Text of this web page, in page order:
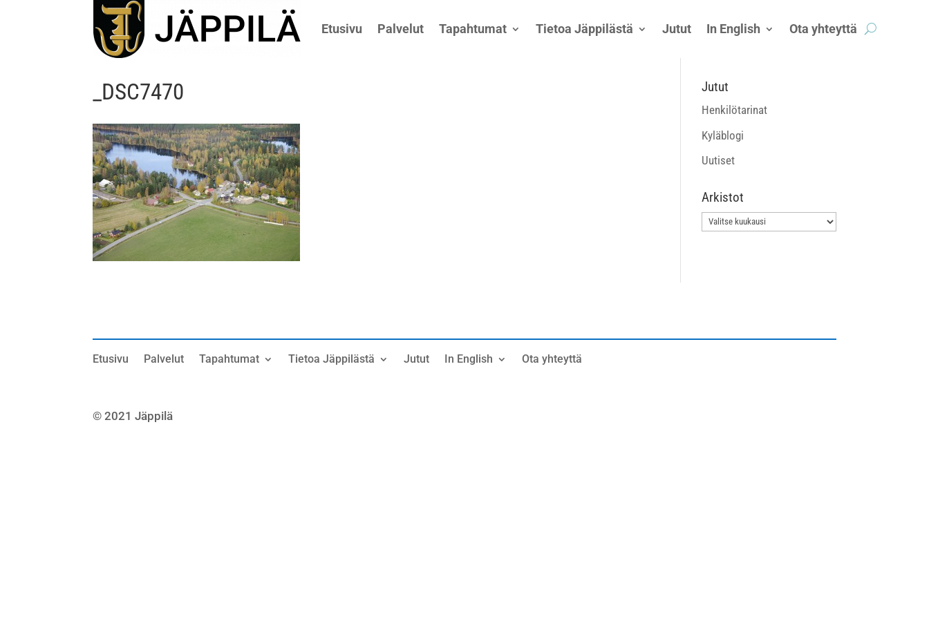
Etusivu Palvelut Tapahtumat Tietoa Jäppilästä Jutut In English Ota yhteyttä
_DSC7470 Jutut
Henkilötarinat
Kyläblogi
Uutiset
Arkistot
Arkistot
Etusivu Palvelut Tapahtumat Tietoa Jäppilästä Jutut In English Ota yhteyttä
© 2021 Jäppilä